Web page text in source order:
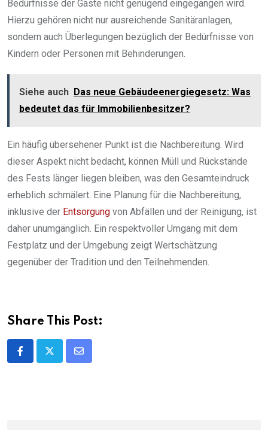
Bedürfnisse der Gäste nicht genügend eingegangen wird.
Hierzu gehören nicht nur ausreichende Sanitäranlagen,
sondern auch Überlegungen bezüglich der Bedürfnisse von
Kindern oder Personen mit Behinderungen.
Siehe auch Das neue Gebäudeenergiegesetz: Was
bedeutet das für Immobilienbesitzer?
Ein häufig übersehener Punkt ist die Nachbereitung. Wird
dieser Aspekt nicht bedacht, können Müll und Rückstände
des Fests länger liegen bleiben, was den Gesamteindruck
erheblich schmälert. Eine Planung für die Nachbereitung,
inklusive der Entsorgung von Abfällen und der Reinigung, ist
daher unumgänglich. Ein respektvoller Umgang mit dem
Festplatz und der Umgebung zeigt Wertschätzung
gegenüber der Tradition und den Teilnehmenden.
Share This Post:
Share